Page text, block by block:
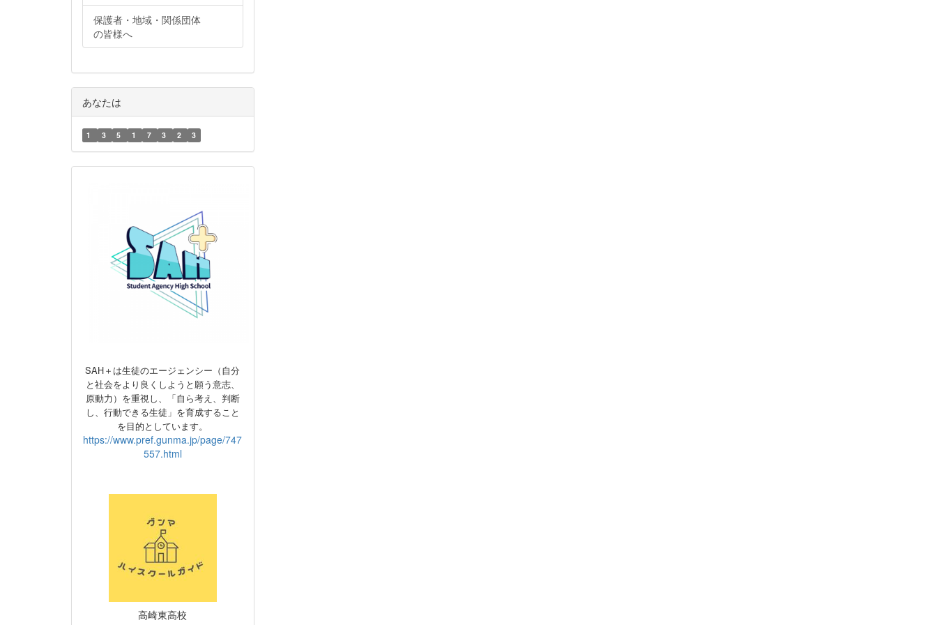
保護者・地域・関係団体
の皆様へ
あなたは
1 3 5 1 7 3 2 3
SAH＋は生徒のエージェンシー（自分
と社会をより良くしようと願う意志、
原動力） を重視し、
「自ら考え、判断
し、行動できる生徒」を育成すること
を目的としています。
https://www.pref.gunma.jp/page/747
557.html
高崎東高校